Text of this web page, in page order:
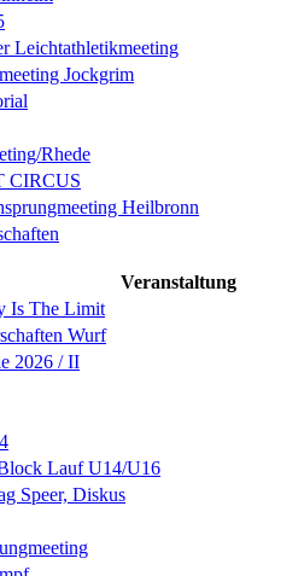
Leichtathletikmeeting
Jockgrim
Rhede
CIRCUS
Heilbronn
Veranstaltung
Is The Limit
Wurf
2026 / II
Lauf U14/U16
Speer, Diskus